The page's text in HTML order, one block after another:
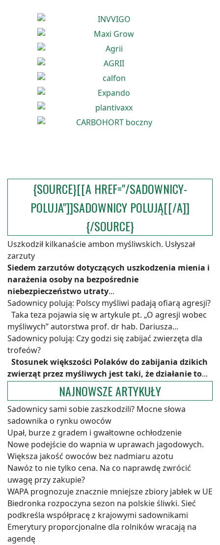
{SOURCE}[[A HREF="/SADOWNICY-
POLUJA"]]SADOWNICY POLUJĄ[[/A]]
{/SOURCE}
Uszkodził kilkanaście ambon myśliwskich. Usłyszał
zarzuty
Siedem zarzutów dotyczących uszkodzenia mienia i
narażenia osoby na bezpośrednie
niebezpieczeństwo utraty...
Sadownicy polują: Polscy myśliwi padają ofiarą agresji?
Taka teza pojawia się w artykule pt. „O agresji wobec
myśliwych” autorstwa prof. dr hab. Dariusza...
Sadownicy polują: Czy godzi się zabijać zwierzęta dla
trofeów?
Stosunek większości Polaków do zabijania dzikich
zwierząt przez myśliwych jest taki, że działanie to...
NAJNOWSZE ARTYKUŁY
Sadownicy sami sobie zaszkodzili? Mocne słowa
sadownika o rynku owoców
Upał, burze z gradem i gwałtowne ochłodzenie
Nowe podejście do wapnia w uprawach jagodowych.
Większa jakość owoców bez nadmiaru azotu
Nawóz to nie tylko cena. Na co naprawdę zwrócić
uwagę przy zakupie?
WAPA prognozuje znacznie mniejsze zbiory jabłek w UE
Biedronka rozpoczyna sezon na polskie śliwki. Sieć
podkreśla współpracę z krajowymi sadownikami
Emerytury proporcjonalne dla rolników wracają na
agendę